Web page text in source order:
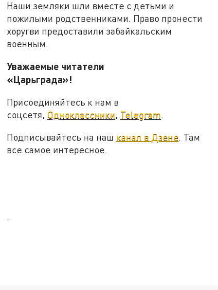
Наши земляки шли вместе с детьми и
пожилыми родственниками. Право пронести
хоругви предоставили забайкальским
военным.
Уважаемые читатели
«Царьграда»!
Присоединяйтесь к нам в
соцсетя, Одноклассники, Telegram.
Подписывайтесь на наш канал в Дзене . Там
все самое интересное.